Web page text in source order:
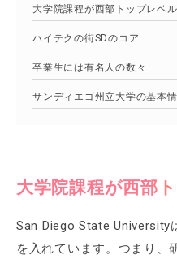
大学院課程が西部トップレベル
ハイテクの街SDのコア
卒業生には有名人の数々
サンディエゴ州立大学の基本
大学院課程が西部
San Diego State University
を入れています。つまり、